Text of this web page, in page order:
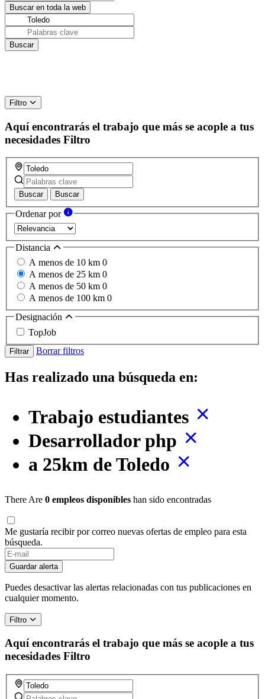
Filtro
Aquí encontrarás el trabajo que más se acople a tus
necesidades Filtro
Buscar Buscar
Ordenar por
Distancia
A menos de 10 km 0
A menos de 25 km 0
A menos de 50 km 0
A menos de 100 km 0
Designación
TopJob
Filtrar Borrar filtros
Has realizado una búsqueda en:
Trabajo estudiantes
Desarrollador php
a 25km de Toledo
There Are 0 empleos disponibles han sido encontradas
Me gustaría recibir por correo nuevas ofertas de empleo para esta
búsqueda.
Guardar alerta
Puedes desactivar las alertas relacionadas con tus publicaciones en
cualquier momento.
Filtro
Aquí encontrarás el trabajo que más se acople a tus
necesidades Filtro